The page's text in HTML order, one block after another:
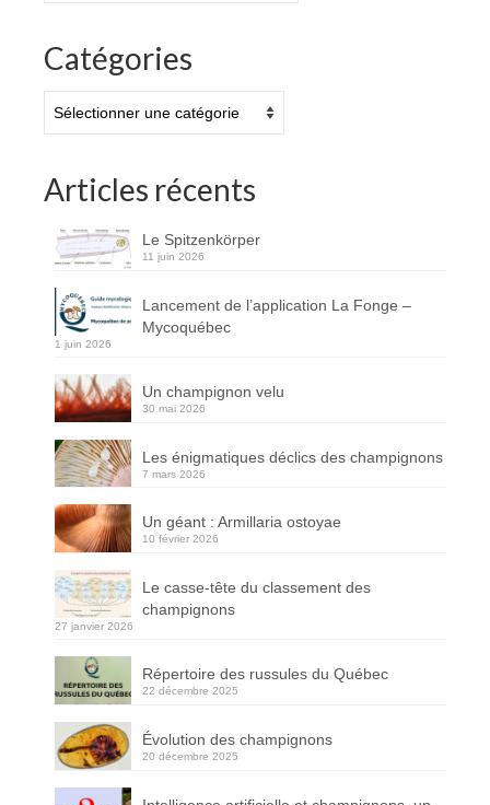
Catégories
Articles récents
Le Spitzenkörper
11 juin 2026
Lancement de l’application La Fonge –
Mycoquébec
1 juin 2026
Un champignon velu
30 mai 2026
Les énigmatiques déclics des champignons
7 mars 2026
Un géant : Armillaria ostoyae
10 février 2026
Le casse-tête du classement des
champignons
27 janvier 2026
Répertoire des russules du Québec
22 décembre 2025
Évolution des champignons
20 décembre 2025